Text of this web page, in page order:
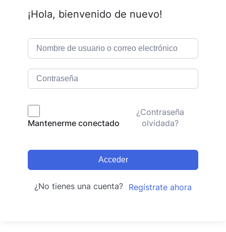
¡Hola, bienvenido de nuevo!
Mantenerme conectado
¿Contraseña
olvidada?
Acceder
¿No tienes una cuenta? Regístrate ahora